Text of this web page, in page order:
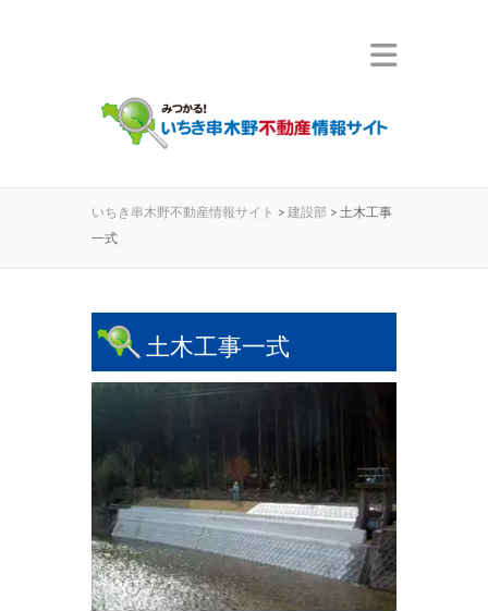
いちき串木野不動産情報サイト > 建設部 > 土木工事
一式
土木工事一式